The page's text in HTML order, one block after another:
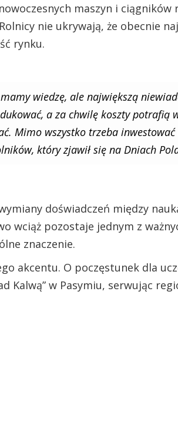
maszyn i ciągników
nie ukrywają, że obecnie
rynku.
wiedzę, ale największą
a za chwilę koszty potrafią
Mimo wszystko trzeba
który zjawił się na Dniach
doświadczeń między
wciąż pozostaje jednym z
znaczenie.
akcentu. O poczęstunek dla
Kalwą” w Pasymiu, serwując